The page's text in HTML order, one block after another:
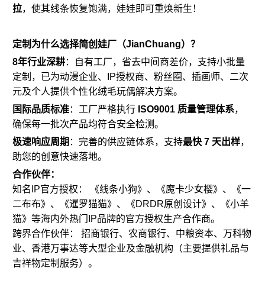
拉，使其线条恢复饱满，娃娃即可重焕新生！
定制为什么选择简创娃厂（JianChuang）？
8年行业深耕：自有工厂，省去中间商差价，支持小批量
定制，已为动漫企业、IP授权商、粉丝圈、插画师、二次
元及个人提供个性化绒毛玩偶解决方案。
国际品质标准：工厂严格执行 ISO9001 质量管理体系，
确保每一批次产品均符合安全检测。
极速响应周期 ：完善的供应链体系，支持最快 7 天出样，
助您的创意快速落地。
合作伙伴：
知名IP官方授权： 《线条小狗》、《魔卡少女樱》、《一
二布布》、《暹罗猫猫》、《DRDR原创设计》、《小羊
猫》等海内外热门IP品牌的官方授权生产合作商。
跨界合作伙伴： 招商银行、农商银行、中粮资本、万科物
业、香港万事达等大型企业及金融机构（主要提供礼品与
吉祥物定制 服务）。